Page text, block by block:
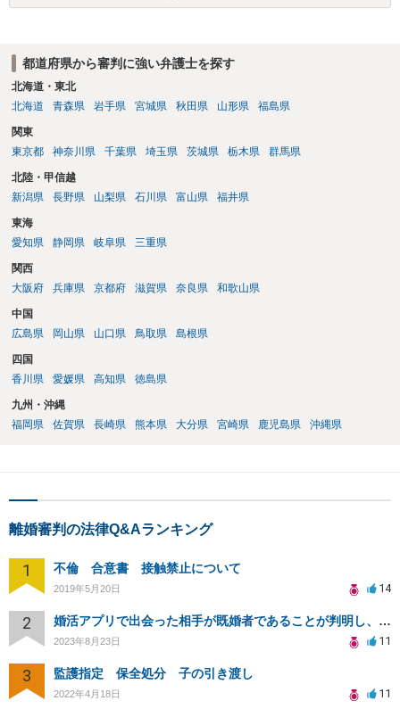
まとめた方がご自身にとっても有利になり得ます。 それに対して、そ
えられますが、 その前に、 可能であれば、ご依頼になるかは別にし
て、お近くの弁護士に直接相談されて、今後の対応についてアドバイ
スを求めることをおすすめいたします。 （年間数百万円の減額という
とを検討されてもいいと思います。） ご参考にしていただけますと幸
いです。
都道府県から審判に強い弁護士を探す
北海道・東北
北海道
青森県 岩手県 宮城県 秋田県 山形県 福島県
関東
東京都
神奈川県 千葉県 埼玉県 茨城県 栃木県 群馬県
北陸・甲信越
新潟県
長野県 山梨県 石川県 富山県 福井県
東海
愛知県
静岡県 岐阜県 三重県
関西
大阪府
兵庫県 京都府 滋賀県 奈良県 和歌山県
中国
広島県
岡山県 山口県 鳥取県 島根県
四国
香川県
愛媛県 高知県 徳島県
九州・沖縄
福岡県
佐賀県 長崎県 熊本県 大分県 宮崎県 鹿児島県 沖縄県
離婚審判の法律Q&Aランキング
1 不倫 合意書 接触禁止について
2019年5月20日 14
2 婚活アプリで出会った相手が既婚者であることが判明し、精神的苦痛を受けた場合の慰謝料請求可能性について
2023年8月23日 11
3 監護指定 保全処分 子の引き渡し
2022年4月18日 11